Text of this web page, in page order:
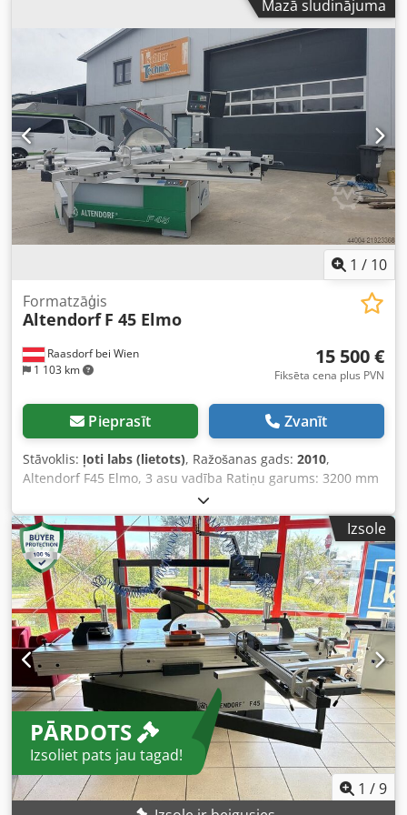
CE marķējums, dokumentācija /
rokasgrāmata, zāģa asmens aizsargs, Vadība ar ekrānu;
paralēlā lineāla saglabāšana; iespēja saglabāt 20
programmas; dubults rullīšu galds 3000 mm; griešanas
platums 1000 mm; griešanas augstums 200 mm; galda
pagarinājums 840 mm; iespējami trīs griešanās ātrumi: 3,
4, 5 apgr./min. Dcjdpsy Nyuajfx Apnjk
Mazā sludinājuma
1 / 10
Raasdorf bei Wien
1 103 km
Formatzāģis
Altendorf F 45 Elmo
15 500 €
Fiksēta cena plus PVN
Pieprasīt Zvanīt
Stāvoklis: ļoti labs (lietots), Ražošanas gads: 2010,
Altendorf F45 Elmo, 3 asu vadība Ratiņu garums: 3200 mm
Griešanas platums pie platuma žoga: 1300 mm
Iepriekšējais griezējs: sagatavots Zāģa asmens augstuma
regulēšana: elektriska / ar pozīcijas vadību Zāģa asmens
slīpuma regulēšana: elektriska / ar pozīcijas vadību
Platuma žoga regulēšana: elektriska / ar pozīcijas vadību
Garuma stopa regulēšana: manuāla Dcedpfx Apjy Sbvksnsk
Zāģa asmens leņķa displejs: digitāls displejs Griešanas
augstuma displejs: digitāls displejs Garuma lineāls ar
leņķa funkciju: jā Zāģa asmens diametrs: 450 mm
Griešanās ātrumi: 4 Motora jauda: 5,5 kW Nosūkšanas
pieslēgums: 80 un 120 mm Duplex leņķa liniāls
Izgatavošanas gads: 2010 Cena: 15500.-
Izsole
PĀRDOTS
Izsoliet pats jau tagad!
1 /9